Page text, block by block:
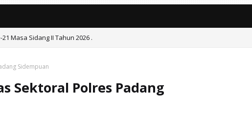
Masa Sidang II Tahun 2026 .
Sidempuan
Sektoral Polres Padang